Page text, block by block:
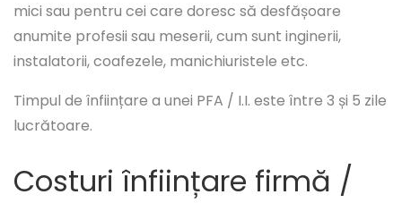
mici sau pentru cei care doresc să desfășoare
anumite profesii sau meserii, cum sunt inginerii,
instalatorii, coafezele, manichiuristele etc.
Timpul de înființare a unei PFA / I.I. este între 3 și 5 zile
lucrătoare.
Costuri înființare firmă /